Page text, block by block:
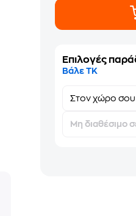
Επιλογές
Βάλε ΤΚ
Στονχώρο σου
Μη διαθέσιμο